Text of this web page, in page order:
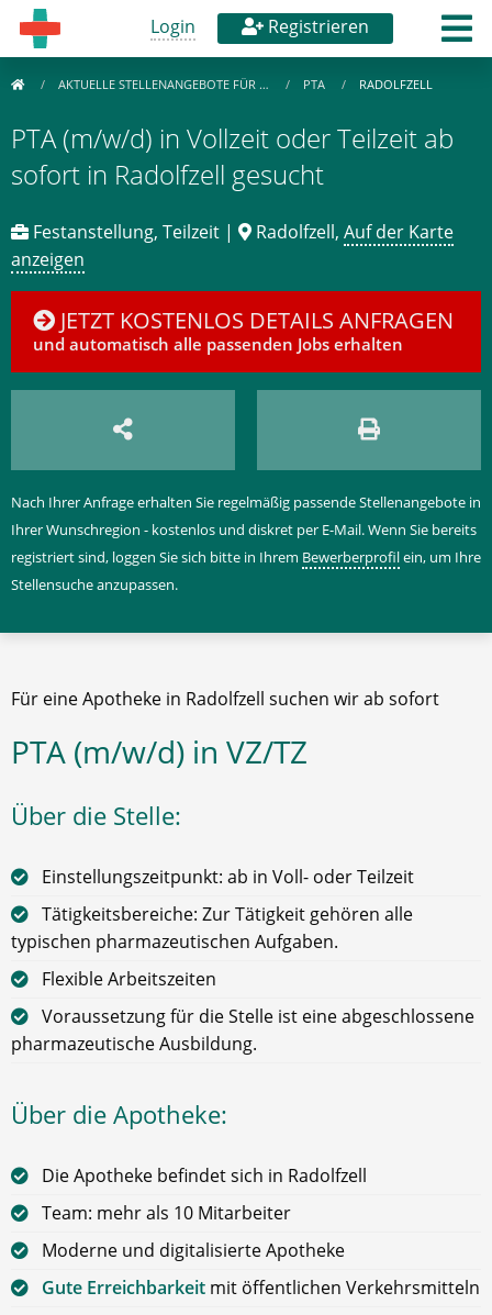
Login Registrieren
AKTUELLE STELLENANGEBOTE FÜR … PTA RADOLFZELL
PTA (m/w/d) in Vollzeit oder Teilzeit ab
sofort in Radolfzell gesucht
Festanstellung, Teilzeit | Radolfzell, Auf der Karte
anzeigen
JETZT KOSTENLOS DETAILS ANFRAGEN
und automatisch alle passenden Jobs erhalten
Nach Ihrer Anfrage erhalten Sie regelmäßig passende Stellenangebote in
Ihrer Wunschregion - kostenlos und diskret per E-Mail. Wenn Sie bereits
registriert sind, loggen Sie sich bitte in Ihrem Bewerberprofilein, um Ihre
Stellensuche anzupassen.
Für eine Apotheke in Radolfzell suchen wir ab sofort
PTA (m/w/d) in VZ/TZ
Über die Stelle:
Einstellungszeitpunkt: ab in Voll- oder Teilzeit
Tätigkeitsbereiche: Zur Tätigkeit gehören alle
typischen pharmazeutischen Aufgaben.
Flexible Arbeitszeiten
Voraussetzung für die Stelle ist eine abgeschlossene
pharmazeutische Ausbildung.
Über die Apotheke:
Die Apotheke befindet sich in Radolfzell
Team: mehr als 10 Mitarbeiter
Moderne und digitalisierte Apotheke
Gute Erreichbarkeit mit öffentlichen Verkehrsmitteln